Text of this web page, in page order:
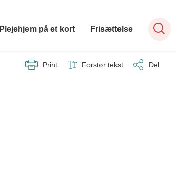
Plejehjem på et kort Frisættelse
Print Forstør tekst Del